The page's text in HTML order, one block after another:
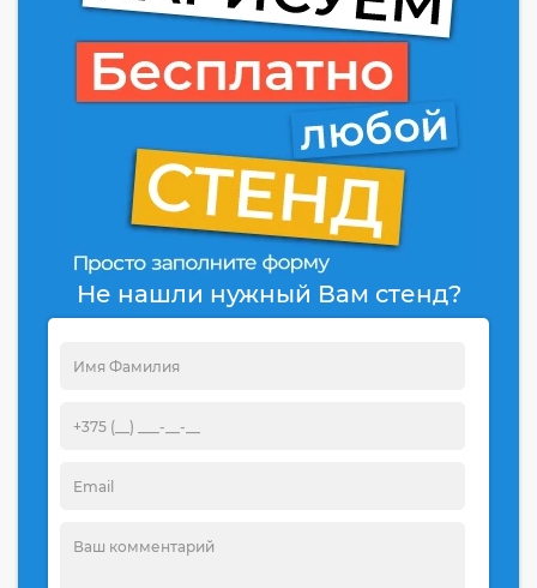
Не нашли нужный Вам стенд?